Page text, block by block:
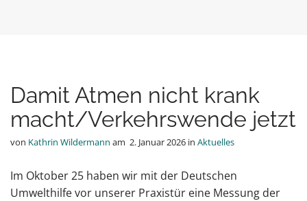
Damit Atmen nicht krank
macht/Verkehrswende jetzt
von Kathrin Wildermann am 2. Januar 2026 in Aktuelles
Im Oktober 25 haben wir mit der Deutschen
Umwelthilfe vor unserer Praxistür eine Messung der